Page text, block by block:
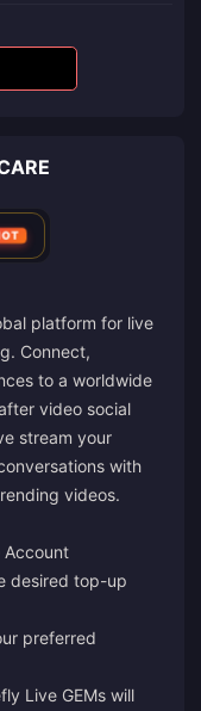
platform for live
Connect,
to a worldwide
video social
stream your
with
videos.
Account
desired top-up
preferred
Live GEMs will